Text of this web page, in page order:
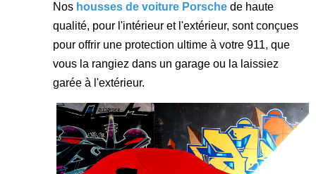
Nos housses de voiture Porsche de haute
qualité, pour l'intérieur et l'extérieur, sont conçues
pour offrir une protection ultime à votre 911, que
vous la rangiez dans un garage ou la laissiez
garée à l'extérieur.